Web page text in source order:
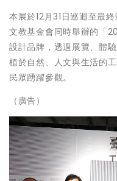
本展於12月31日巡迴至最
文教基金會同時舉辦的「
設計品牌，透過展覽、體
植於自然、人文與生活的
民眾踴躍參觀。
（廣告）